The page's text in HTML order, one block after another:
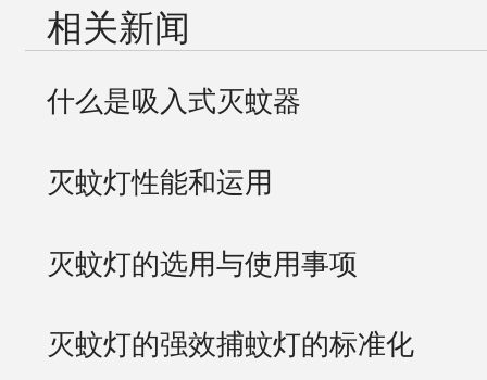
相关新闻
什么是吸入式灭蚊器
灭蚊灯性能和运用
灭蚊灯的选用与使用事项
灭蚊灯的强效捕蚊灯的标准化